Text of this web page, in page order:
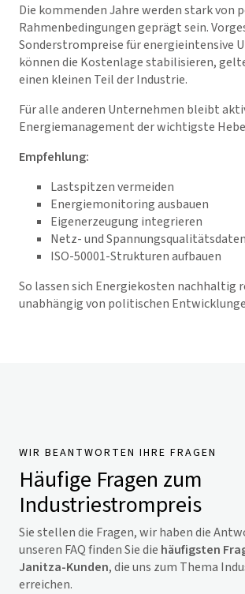
Die kommenden Jahre werden stark von
Rahmenbedingungen geprägt sein.
Sonderstrompreise für energieintensive
können die Kostenlage stabilisieren,
einen kleinen Teil der Industrie.
Für alle anderen Unternehmen bleibt
Energiemanagement der wichtigste
Empfehlung:
Lastspitzen vermeiden
Energiemonitoring ausbauen
Eigenerzeugung integrieren
Netz- und
ISO-50001-Strukturen aufbauen
So lassen sich Energiekosten nachhaltig
unabhängig von politischen
WIR BEANTWORTEN IHRE FRAGEN
Häufige Fragen zum
Industriestrompreis
Sie stellen die Fragen, wir haben die
unseren FAQ finden Sie die häufigsten
Janitza-Kunden, die uns zum Thema
erreichen.